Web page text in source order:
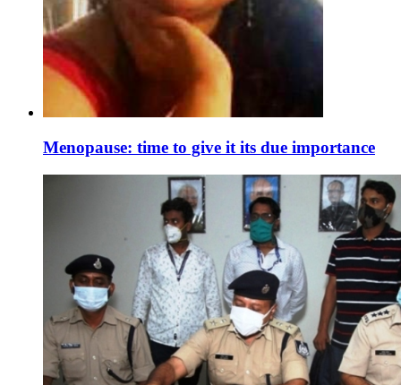
Menopause: time to give it its due importance